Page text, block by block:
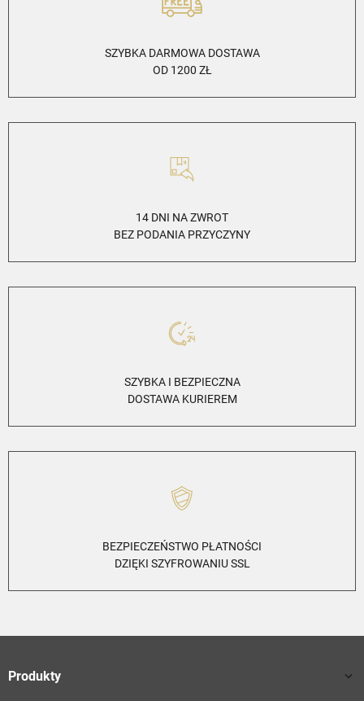
SZYBKA DARMOWA DOSTAWA
OD 1200 ZŁ
14 DNI NA ZWROT
BEZ PODANIA PRZYCZYNY
SZYBKA I BEZPIECZNA
DOSTAWA KURIEREM
BEZPIECZEŃSTWO PŁATNOŚCI
DZIĘKI SZYFROWANIU SSL
Produkty 